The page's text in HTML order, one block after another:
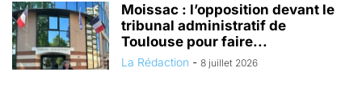
Moissac : l’opposition devant le
tribunal administratif de
Toulouse pour faire...
La Rédaction - 8 juillet 2026